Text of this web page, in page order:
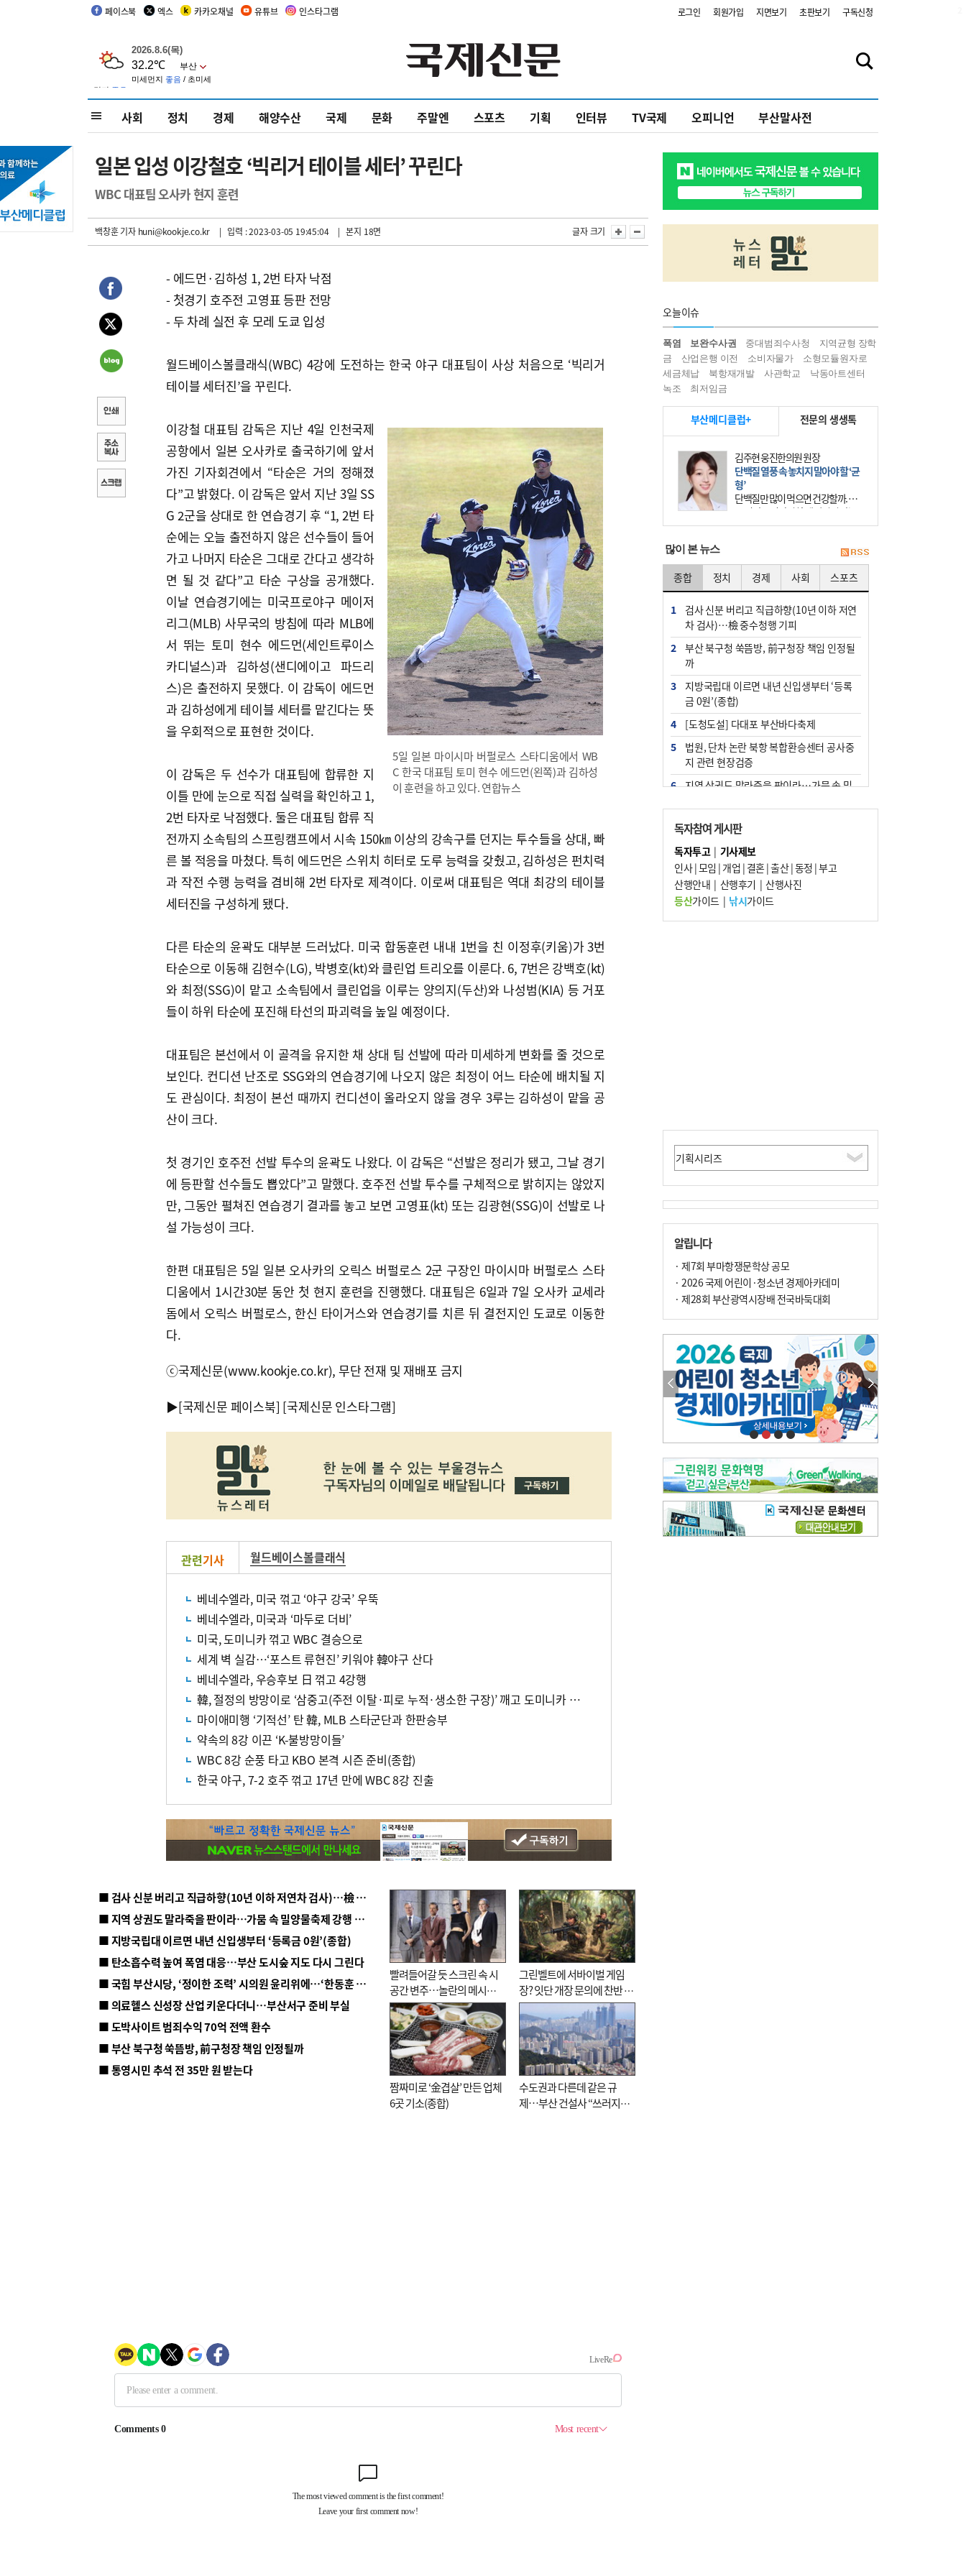
페이스북 엑스 카카오채널 유튜브 인스타그램 로그인 회원가입 지면보기 초판보기 구독신청
사회 정치 경제 해양수산 국제 문화 주말엔 스포츠 기획 인터뷰 TV국제 오피니언 부산말사전
일본 입성 이강철호 ‘빅리거 테이블 세터’ 꾸린다
WBC 대표팀 오사카 현지 훈련
백창훈 기자huni@kookje.co.kr | 입력 : 2023-03-05 19:45:04 | 본지 18면 글자 크기
- 에드먼·김하성 1, 2번 타자 낙점
- 첫경기 호주전 고영표 등판 전망
- 두 차례 실전 후 모레 도쿄 입성
월드베이스볼클래식(WBC) 4강에 도전하는 한국 야구 대표팀이 사상 처음으로 ‘빅리거
테이블 세터진’을 꾸린다.
5일 일본 마이시마 버펄로스 스타디움에서 WB
C 한국 대표팀 토미 현수 에드먼(왼쪽)과 김하성
이 훈련을 하고 있다. 연합뉴스
이강철 대표팀 감독은 지난 4일 인천국제
공항에서 일본 오사카로 출국하기에 앞서
가진 기자회견에서 “타순은 거의 정해졌
다”고 밝혔다. 이 감독은 앞서 지난 3일 SS
G 2군을 상대로 한 연습경기 후 “1, 2번 타
순에는 오늘 출전하지 않은 선수들이 들어
가고 나머지 타순은 그대로 간다고 생각하
면 될 것 같다”고 타순 구상을 공개했다.
이날 연습경기에는 미국프로야구 메이저
리그(MLB) 사무국의 방침에 따라 MLB에
서 뛰는 토미 현수 에드먼(세인트루이스
카디널스)과 김하성(샌디에이고 파드리
스)은 출전하지 못했다. 이 감독이 에드먼
과 김하성에게 테이블 세터를 맡긴다는 뜻
을 우회적으로 표현한 것이다.
이 감독은 두 선수가 대표팀에 합류한 지
이틀 만에 눈으로 직접 실력을 확인하고 1,
2번 타자로 낙점했다. 둘은 대표팀 합류 직
전까지 소속팀의 스프링캠프에서 시속 150㎞ 이상의 강속구를 던지는 투수들을 상대, 빠
른 볼 적응을 마쳤다. 특히 에드먼은 스위치 히터로 도루 능력을 갖췄고, 김하성은 펀치력
과 작전 수행 능력을 겸비해 2번 타자로 제격이다. 이로써 대표팀은 역대 최강의 테이블
세터진을 구성하게 됐다.
다른 타순의 윤곽도 대부분 드러났다. 미국 합동훈련 내내 1번을 친 이정후(키움)가 3번
타순으로 이동해 김현수(LG), 박병호(kt)와 클린업 트리오를 이룬다. 6, 7번은 강백호(kt)
와 최정(SSG)이 맡고 소속팀에서 클린업을 이루는 양의지(두산)와 나성범(KIA) 등 거포
들이 하위 타순에 포진해 타선의 파괴력을 높일 예정이다.
대표팀은 본선에서 이 골격을 유지한 채 상대 팀 선발에 따라 미세하게 변화를 줄 것으로
보인다. 컨디션 난조로 SSG와의 연습경기에 나오지 않은 최정이 어느 타순에 배치될 지
도 관심이다. 최정이 본선 때까지 컨디션이 올라오지 않을 경우 3루는 김하성이 맡을 공
산이 크다.
첫 경기인 호주전 선발 투수의 윤곽도 나왔다. 이 감독은 “선발은 정리가 됐고, 그날 경기
에 등판할 선수들도 뽑았다”고 말했다. 호주전 선발 투수를 구체적으로 밝히지는 않았지
만, 그동안 펼쳐진 연습경기 결과를 놓고 보면 고영표(kt) 또는 김광현(SSG)이 선발로 나
설 가능성이 크다.
한편 대표팀은 5일 일본 오사카의 오릭스 버펄로스 2군 구장인 마이시마 버펄로스 스타
디움에서 1시간30분 동안 첫 현지 훈련을 진행했다. 대표팀은 6일과 7일 오사카 교세라
돔에서 오릭스 버펄로스, 한신 타이거스와 연습경기를 치른 뒤 결전지인 도쿄로 이동한
다.
ⓒ국제신문(www.kookje.co.kr), 무단 전재 및 재배포 금지
▶[국제신문 페이스북] [국제신문 인스타그램]
관련기사 월드베이스볼클래식
베네수엘라, 미국 꺾고 ‘야구 강국’ 우뚝
베네수엘라, 미국과 ‘마두로 더비’
미국, 도미니카 꺾고 WBC 결승으로
세계 벽 실감…‘포스트 류현진’ 키워야 韓야구 산다
베네수엘라, 우승후보 日 꺾고 4강행
韓, 절정의 방망이로 ‘삼중고(주전 이탈·피로 누적·생소한 구장)’ 깨고 도미니카 넘는다
마이애미행 ‘기적선’ 탄 韓, MLB 스타군단과 한판승부
약속의 8강 이끈 ‘K-불방망이들’
WBC 8강 순풍 타고 KBO 본격 시즌 준비(종합)
한국 야구, 7-2 호주 꺾고 17년 만에 WBC 8강 진출
■ 검사 신분 버리고 직급하향(10년 이하 저연차 검사)…檢 중수청행 기피
■ 지역 상권도 말라죽을 판이라…가뭄 속 밀양물축제 강행 논란
■ 지방국립대 이르면 내년 신입생부터 ‘등록금 0원’(종합)
■ 탄소흡수력 높여 폭염 대응…부산 도시숲 지도 다시 그린다
■ 국힘 부산시당, ‘정이한 조력’ 시의원 윤리위에…‘한동훈 지지’도 신고접수
■ 의료헬스 신성장 산업 키운다더니…부산서구 준비 부실
■ 도박사이트 범죄수익 70억 전액 환수
■ 부산 북구청 쑥뜸방, 前구청장 책임 인정될까
■ 통영시민 추석 전 35만 원 받는다
빨려들어갈 듯 스크린 속 시
공간 변주…놀란의 메시지
는 ‘전쟁 속죄’
그린벨트에 서바이벌 게임
장? 잇단 개장 문의에 찬반 논
쟁
짬짜미로 ‘金겹살’ 만든 업체
6곳 기소(종합)
수도권과 다른데 같은 규
제…부산 건설사 “쓰러지기
오늘이슈
폭염 보완수사권 중대범죄수사청
지역균형 장학
금
산업은행 이전 소비자물가
소형모듈원자로
세금체납
북항재개발 사관학교
낙동아트센터
녹조
최저임금
부산메디클럽+ 전문의 생생톡
김주현 웅진한의원 원장
단백질 열풍 속 놓치지 말아야 할 ‘균
형’
단백질만 많이 먹으면 건강할까. 요
즘 건강을 이야기할 때 빠지지 않는
키워드가 단백질이다. 헬스장을 다니
많이 본 뉴스
종합 정치 경제 사회 스포츠
1
검사 신분 버리고 직급하향(10년 이하 저연
차 검사)…檢 중수청행 기피
2
부산 북구청 쑥뜸방, 前구청장 책임 인정될
까
3
지방국립대 이르면 내년 신입생부터 ‘등록
금 0원’(종합)
4
[도청도설] 다대포 부산바다축제
5
법원, 단차 논란 북항 복합환승센터 공사중
지 관련 현장검증
6
지역 상권도 말라죽을 판이라…가뭄 속 밀
7
통영시민 추석 전 35만 원 받는다
8
부산 철강공장 50대 노동자 추락사
9
국힘 부산시당, ‘정이한 조력’ 시의원 윤리
위에…‘한동훈 지지’도 신고접수
10 해양수산부 신청사 북항재개발 부지에 짓
는다
독자참여 게시판
독자투고| 기사제보
인사|모임 | 개업 | 결혼|출산|동정 |부고
산행안내 | 산행후기 | 산행사진
등산가이드| 낚시가이드
알립니다
· 제7회 부마항쟁문학상 공모
· 2026 국제 어린이·청소년 경제아카데미
· 제28회 부산광역시장배 전국바둑대회